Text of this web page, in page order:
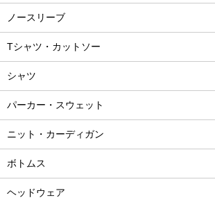
ノースリーブ
Tシャツ・カットソー
シャツ
パーカー・スウェット
ニット・カーディガン
ボトムス
ヘッドウェア